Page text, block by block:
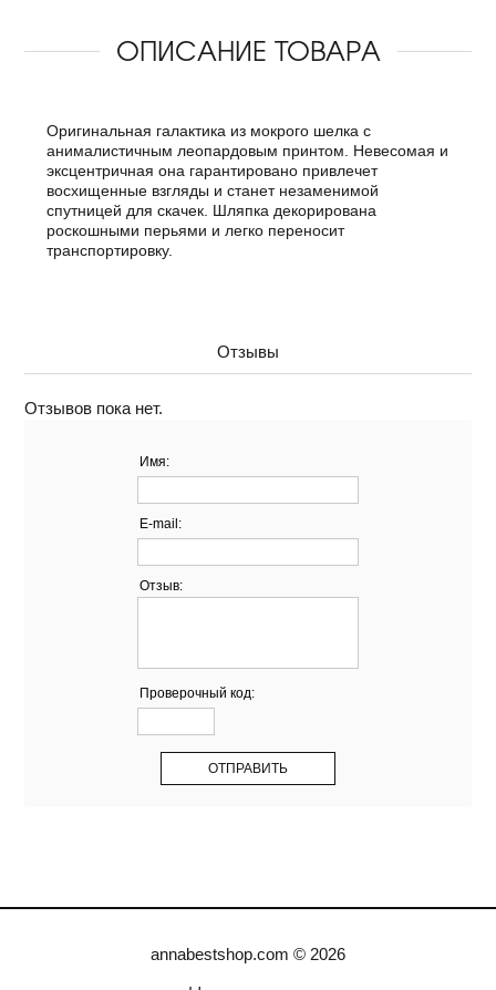
ОПИСАНИЕ ТОВАРА
Оригинальная галактика из мокрого шелка с
анималистичным леопардовым принтом. Невесомая и
эксцентричная она гарантировано привлечет
восхищенные взгляды и станет незаменимой
спутницей для скачек. Шляпка декорирована
роскошными перьями и легко переносит
транспортировку.
Отзывы
Отзывов пока нет.
Имя:
E-mail:
Отзыв:
Проверочный код:
annabestshop.com © 2026